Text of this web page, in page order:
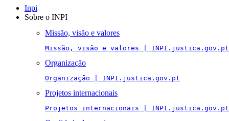
navigation
Inpi
Sobre o INPI
Missão, visão e valores
Missão, visão e valores | INPI.justica.gov.pt
Organização
Organização | INPI.justica.gov.pt
Projetos internacionais
Projetos internacionais | INPI.justica.gov.pt